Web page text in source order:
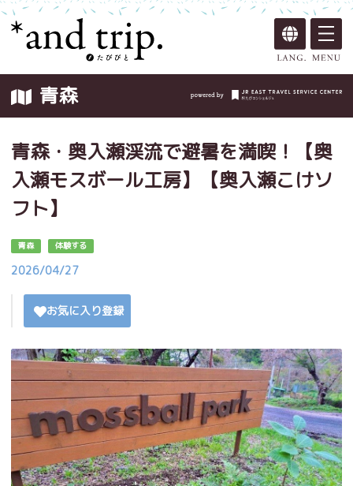
青森
青森・奥入瀬渓流で避暑を満喫！【奥
入瀬モスボール工房】【奥入瀬こけソ
フト】
青森 体験する
2026/04/27
お気に入り登録